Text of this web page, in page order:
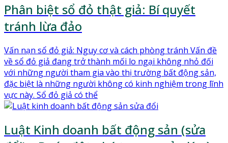
Phân biệt sổ đỏ thật giả: Bí quyết
tránh lừa đảo
Vấn nạn sổ đỏ giả: Nguy cơ và cách phòng tránh Vấn đề
về sổ đỏ giả đang trở thành mối lo ngại không nhỏ đối
với những người tham gia vào thị trường bất động sản,
đặc biệt là những người không có kinh nghiệm trong lĩnh
vực này. Sổ đỏ giả có thể
Luật Kinh doanh bất động sản (sửa